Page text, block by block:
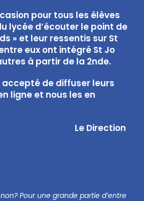
pour tous les élèves
lycée d’écouter le point de
» et leur ressentis sur St
eux ont intégré St Jo
à partir de la 2nde.
accepté de diffuser leurs
ligne et nous les en
Le Direction
Pour une grande partie d’entre